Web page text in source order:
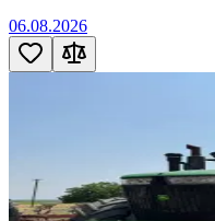
06.08.2026